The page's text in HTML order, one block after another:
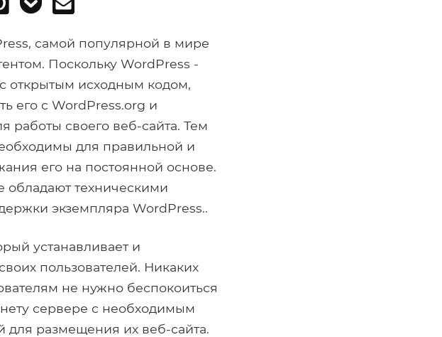
Pocket
самой популярной в мире
Поскольку WordPress -
открытым исходным кодом,
его с WordPress.org и
работы своего веб-сайта. Тем
для правильной и
его на постоянной основе.
обладают техническими
экземпляра WordPress..
устанавливает и
пользователей. Никаких
не нужно беспокоиться
сервере с необходимым
размещения их веб-сайта.